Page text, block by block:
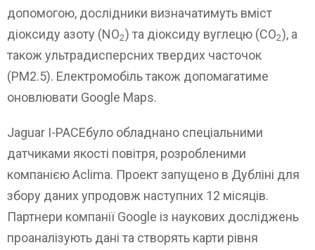
допомогою, дослідники визначатимуть вміст
діоксиду азоту (NO2) та діоксиду вуглецю (CO2), а
також ультрадисперсних твердих часточок
(PM2.5). Електромобіль також допомагатиме
оновлювати Google Maps.
Jaguar I-PACEбуло обладнано спеціальними
датчиками якості повітря, розробленими
компанією Aclima. Проект запущено в Дубліні для
збору даних упродовж наступних 12 місяців.
Партнери компанії Google із наукових досліджень
проаналізують дані та створять карти рівня